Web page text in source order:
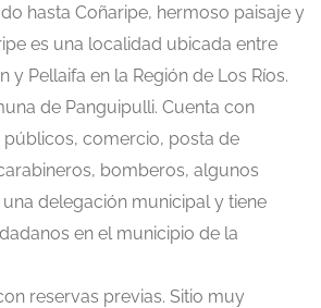
hasta Coñaripe, hermoso paisaje y
es una localidad ubicada entre
y Pellaifa en la Región de Los Ríos.
de Panguipulli. Cuenta con
comercio, posta de
bomberos, algunos
delegación municipal y tiene
en el municipio de la
reservas previas. Sitio muy